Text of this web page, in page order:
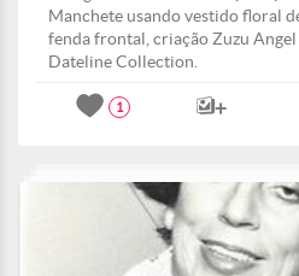
Manchete usando vestido floral
fenda frontal, criação Zuzu
Dateline Collection.
1